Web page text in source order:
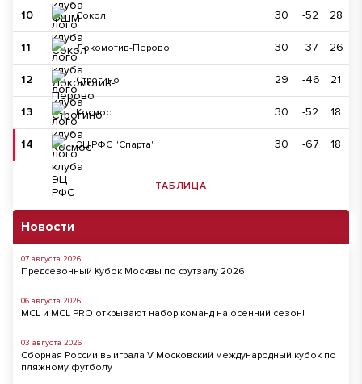
10 Сокол 30 -52 28
11 Локомотив-Перово 30 -37 26
12 Строгино 29 -46 21
13 Космос 30 -52 18
14 ЭЦ РФС "Спарта" 30 -67 18
ТАБЛИЦА
Новости
07 августа 2026
Предсезонный Кубок Москвы по футзалу 2026
06 августа 2026
MCL и MCL PRO открывают набор команд на осенний сезон!
03 августа 2026
Сборная России выиграла V Московский международный кубок по
пляжному футболу